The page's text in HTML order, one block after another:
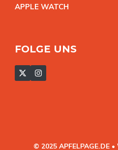
APPLE WATCH
FOLGE UNS
© 2025 APFELPAGE.DE